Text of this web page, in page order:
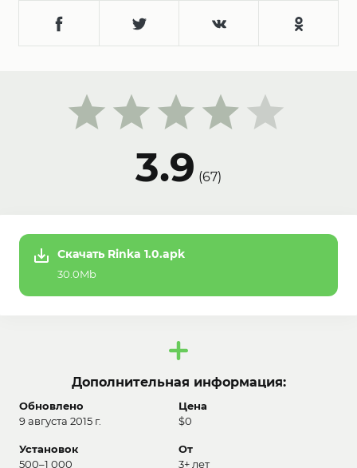
3.9 (67)
Скачать Rinka 1.0.apk
30.0Mb
Дополнительная информация:
Обновлено
9 августа 2015 г.
Цена
$0
Установок
500–1 000
От
3+ лет